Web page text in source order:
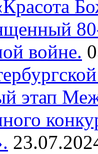
войне.
этап